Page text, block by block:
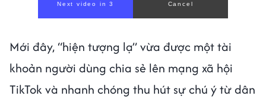
Mới đây, “hiện tượng lạ” vừa được một tài
khoản người dùng chia sẻ lên mạng xã hội
TikTok và nhanh chóng thu hút sự chú ý từ dân